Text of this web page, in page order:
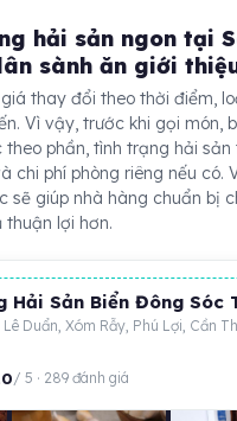
hải sản ngon tại
sành ăn giới
thay đổi theo thời điểm,
Vì vậy, trước khi gọi món,
theo phần, tình trạng hải
chi phí phòng riêng nếu có.
sẽ giúp nhà hàng chuẩn bị
thuận lợi hơn.
Hải Sản Biển Đông Sóc
Duẩn, Xóm Rẫy, Phú Lợi, Cần
/ 5 · 289 đánh giá